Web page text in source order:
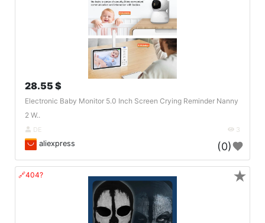
28.55 $
Electronic Baby Monitor 5.0 Inch Screen Crying Reminder Nanny
2 W..
DE 3
aliexpress (0)
🔗404? ★